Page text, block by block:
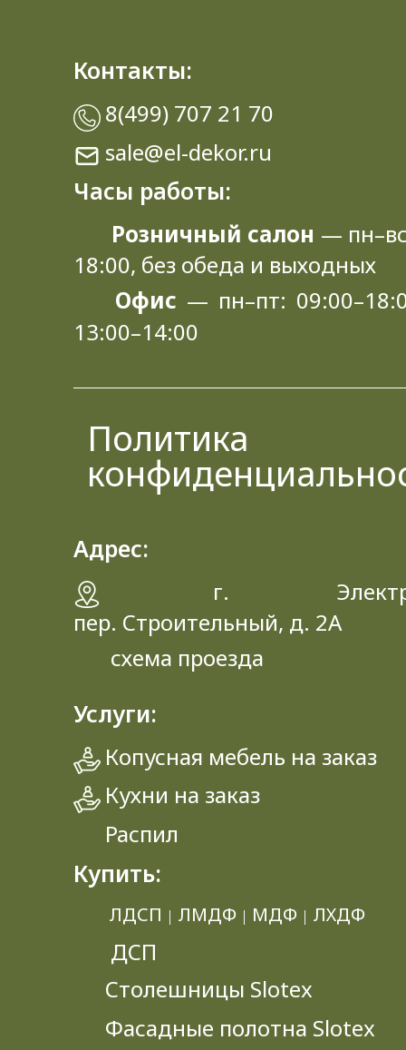
Контакты:
8(499) 707 21 70
sale@el-dekor.ru
Часы работы:
Розничный салон —
18:00, без обеда и выходных
Офис — пн–пт:
13:00–14:00
Политика
Адрес:
г.
пер. Строительный, д. 2A
схема проезда
Услуги:
Копусная мебель на заказ
Кухни на заказ
Распил
Купить:
ЛДСП | ЛМДФ | МДФ | ЛХДФ
ДСП
Столешницы Slotex
Фасадные полотна Slotex